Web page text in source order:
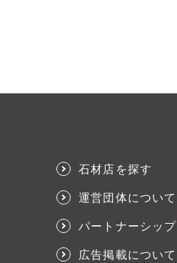
石材店を探す
運営団体について
パートナーシップ
広告掲載について